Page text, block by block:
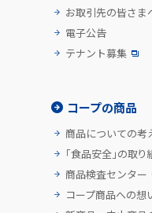
お取引先の皆さま
電子公告
テナント募集
コープの商品
商品についての考
「食品安全」の取り
商品検査センター
コープ商品への想